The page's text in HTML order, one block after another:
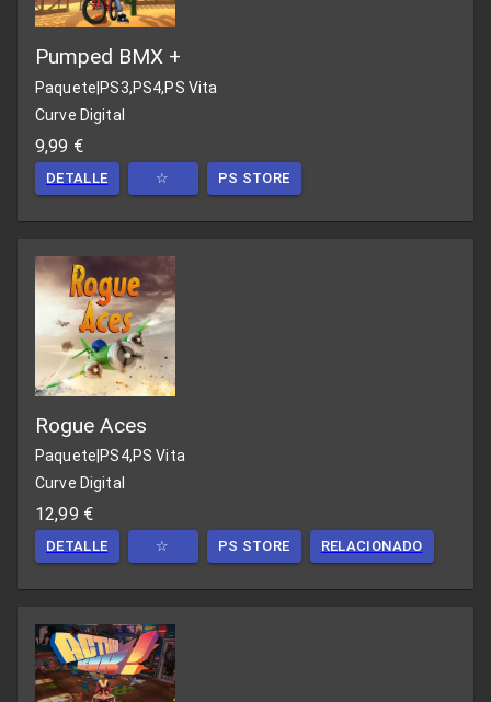
Pumped BMX +
Paquete PS3,PS4,PS Vita
Curve Digital
9,99 €
DETALLE ☆ PS STORE
Rogue Aces
Paquete PS4,PS Vita
Curve Digital
12,99 €
DETALLE ☆ PS STORE RELACIONADO